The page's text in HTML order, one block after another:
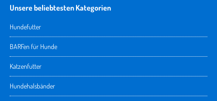
Unsere beliebtesten Kategorien
Hundefutter
BARFen für Hunde
Katzenfutter
Hundehalsbänder